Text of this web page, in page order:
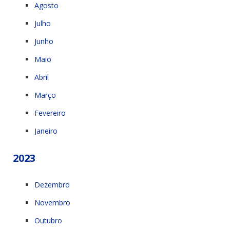
Agosto
Julho
Junho
Maio
Abril
Março
Fevereiro
Janeiro
2023
Dezembro
Novembro
Outubro